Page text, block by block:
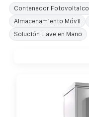
Contenedor Fotovoltaico
Almacenamiento Móvil
Solución Llave en Mano